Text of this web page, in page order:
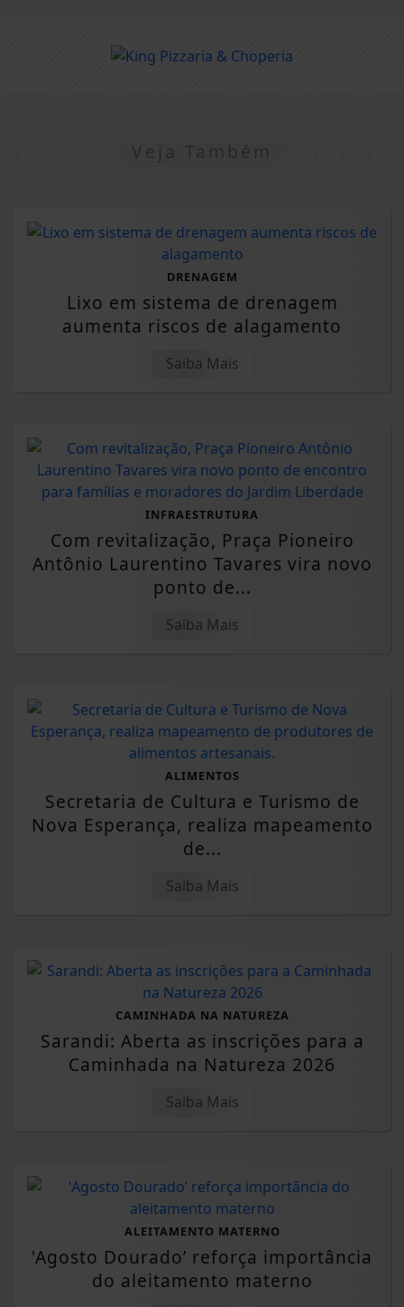
DRENAGEM
Lixo em sistema de drenagem
aumenta riscos de alagamento
Saiba Mais
INFRAESTRUTURA
Com revitalização, Praça Pioneiro
Antônio Laurentino Tavares vira novo
ponto de...
Saiba Mais
ALIMENTOS
Secretaria de Cultura e Turismo de
Nova Esperança, realiza mapeamento
de...
Saiba Mais
CAMINHADA NA NATUREZA
Sarandi: Aberta as inscrições para a
Caminhada na Natureza 2026
Saiba Mais
ALEITAMENTO MATERNO
'Agosto Dourado’ reforça importância
do aleitamento materno